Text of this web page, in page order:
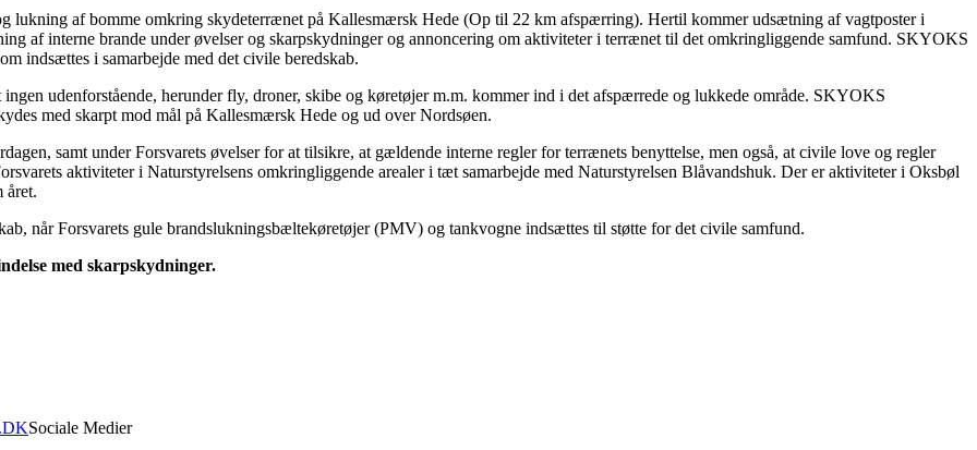
lukning af bomme omkring skydeterrænet på Kallesmærsk Hede (Op til 22 km afspærring). Hertil kommer udsætning af vagtposter i
af interne brande under øvelser og skarpskydninger og annoncering om aktiviteter i terrænet til det omkringliggende samfund. SKYOKS
indsættes i samarbejde med det civile beredskab.
udenforstående, herunder fly, droner, skibe og køretøjer m.m. kommer ind i det afspærrede og lukkede område. SKYOKS
med skarpt mod mål på Kallesmærsk Hede og ud over Nordsøen.
samt under Forsvarets øvelser for at tilsikre, at gældende interne regler for terrænets benyttelse, men også, at civile love og regler
aktiviteter i Naturstyrelsens omkringliggende arealer i tæt samarbejde med Naturstyrelsen Blåvandshuk. Der er aktiviteter i Oksbøl
året.
når Forsvarets gule brandslukningsbæltekøretøjer (PMV) og tankvogne indsættes til støtte for det civile samfund.
med skarpskydninger.
Sociale Medier